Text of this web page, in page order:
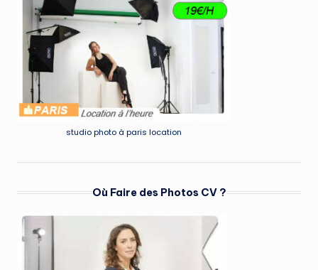
studio photo à paris location
Où Faire des Photos CV ?